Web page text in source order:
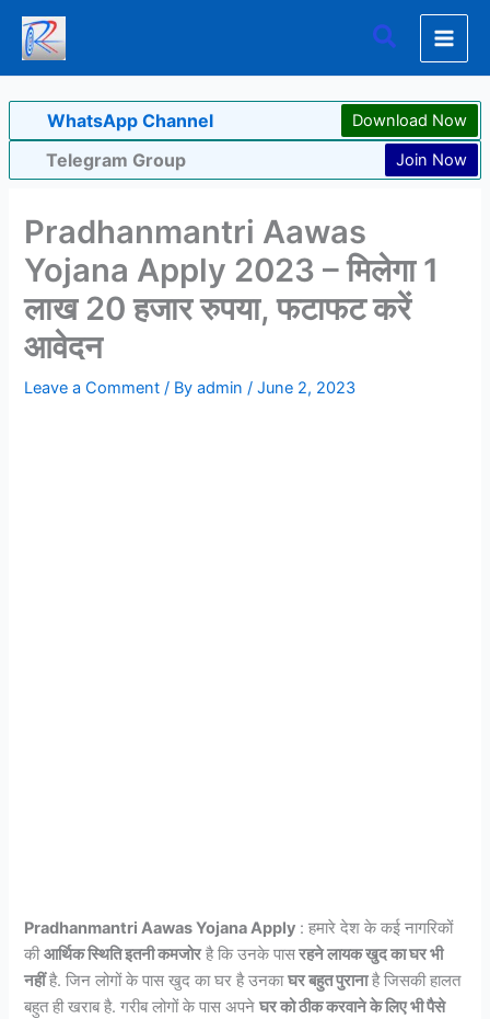
Skip
content
Search
WhatsApp Channel Download Now
Telegram Group Join Now
Pradhanmantri Aawas
Yojana Apply 2023 – मिलेगा 1
लाख 20 हजार रुपया, फटाफट करें
आवेदन
Leave a Comment / Byadmin/June 2, 2023
Pradhanmantri Aawas Yojana Apply : हमारे देश के कई नागरिकों
कीआर्थिक स्थिति इतनी कमजोरहै कि उनके पासरहने लायक खुद का घर भी
नहींहै. जिन लोगों के पास खुद का घर है उनकाघर बहुत पुरानाहै जिसकी हालत
बहुत ही खराब है. गरीब लोगों के पास अपनेघर को ठीक करवाने के लिए भी पैसे